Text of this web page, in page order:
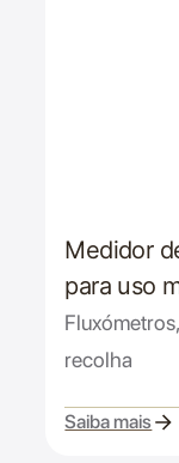
Medidor
para uso
recolha
Saiba mais